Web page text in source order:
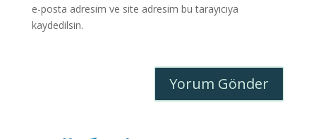
e-posta adresim ve site adresim bu tarayıcıya
kaydedilsin.